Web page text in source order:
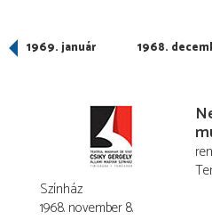
1969. január 1968.
Színház
1968. november 8.